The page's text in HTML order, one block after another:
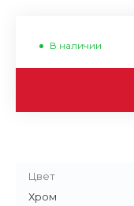
В наличии
Цвет
Хром